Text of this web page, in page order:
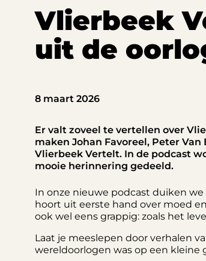
Vlierbeek
uit de
8 maart 2026
Er valt zoveel te vertellen over
maken Johan Favoreel, Peter
Vlierbeek Vertelt. In de podcast
mooie herinnering gedeeld.
In onze nieuwe podcast duiken we
hoort uit eerste hand over moed
ook wel eens grappig: zoals het
Laat je meeslepen door verhalen
wereldoorlogen was op een kleine